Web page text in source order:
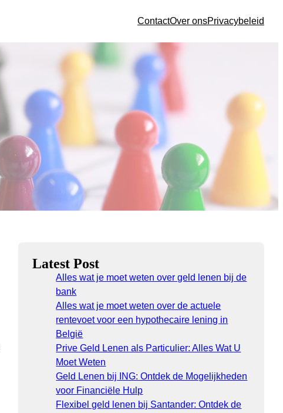
ContactOver onsPrivacybeleid
Latest Post
Alles wat je moet weten over geld lenen bij de
bank
Alles wat je moet weten over de actuele
rentevoet voor een hypothecaire lening in
België
Prive Geld Lenen als Particulier: Alles Wat U
Moet Weten
Geld Lenen bij ING: Ontdek de Mogelijkheden
voor Financiële Hulp
Flexibel geld lenen bij Santander: Ontdek de